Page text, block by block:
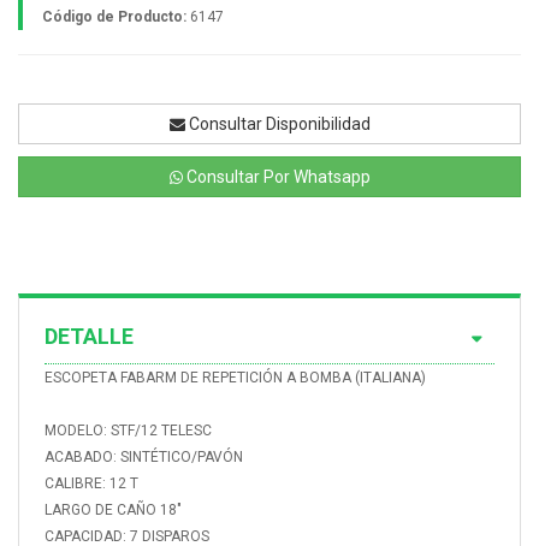
Código de Producto: 6147
Consultar Disponibilidad
Consultar Por Whatsapp
DETALLE
ESCOPETA FABARM DE REPETICIÓN A BOMBA (ITALIANA)
MODELO: STF/12 TELESC
ACABADO: SINTÉTICO/PAVÓN
CALIBRE: 12 T
LARGO DE CAÑO 18"
CAPACIDAD: 7 DISPAROS